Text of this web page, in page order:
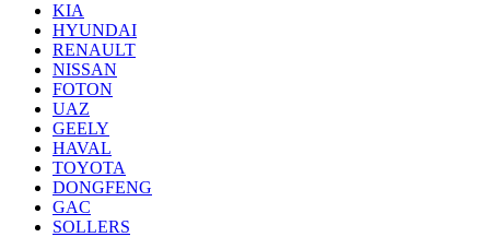
KIA
HYUNDAI
RENAULT
NISSAN
FOTON
UAZ
GEELY
HAVAL
TOYOTA
DONGFENG
GAC
SOLLERS